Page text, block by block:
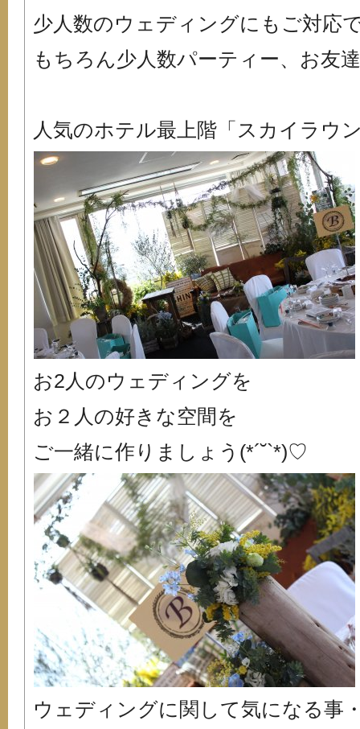
少人数のウェディングにもご対応
もちろん少人数パーティー、お友
人気のホテル最上階「スカイラウ
お2人のウェディングを
お２人の好きな空間を
ご一緒に作りましょう(*´˘`*)♡
ウェディングに関して気になる事